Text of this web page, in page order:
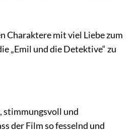
Charaktere mit viel Liebe zum
„Emil und die Detektive“ zu
stimmungsvoll und
der Film so fesselnd und